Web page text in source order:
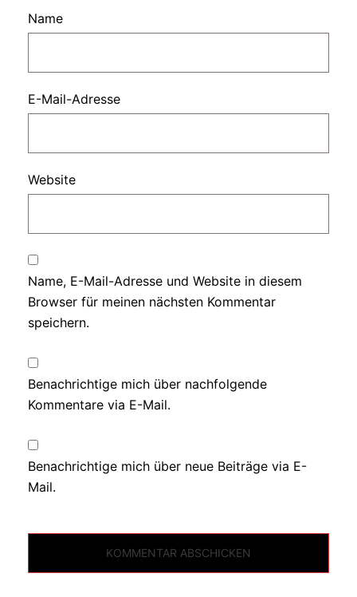
Name
E-Mail-Adresse
Website
Name, E-Mail-Adresse und Website in diesem
Browser für meinen nächsten Kommentar
speichern.
Benachrichtige mich über nachfolgende
Kommentare via E-Mail.
Benachrichtige mich über neue Beiträge via E-
Mail.